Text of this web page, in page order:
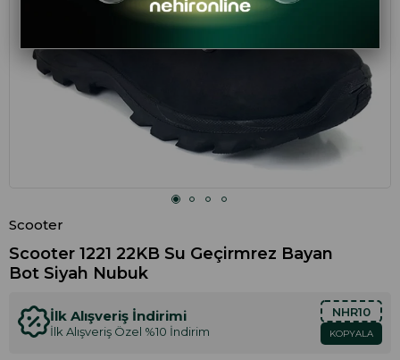
Scooter
Scooter 1221 22KB Su Geçirmrez Bayan
Bot Siyah Nubuk
İlk Alışveriş İndirimi
İlk Alışveriş Özel %10 İndirim
NHR10
KOPYALA